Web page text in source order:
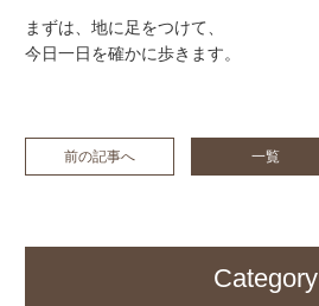
まずは、地に足をつけて、
今日一日を確かに歩きます。
前の記事へ 一覧
Category